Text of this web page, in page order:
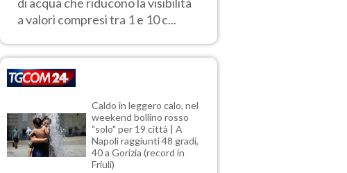
a valori compresi tra 1 e 10 c...
Caldo in leggero calo, nel
weekend bollino rosso
"solo" per 19 città | A
Napoli raggiunti 48 gradi,
40 a Gorizia (record in
Friuli)